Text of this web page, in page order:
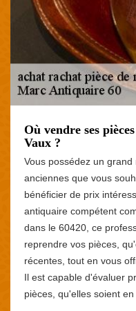
Où vendre ses
Vaux ?
Vous possédez un
anciennes que vous
bénéficier de prix
antiquaire compétent
dans le 60420, ce
reprendre vos pièces,
récentes, tout en vous
Il est capable d'évaluer
pièces, qu'elles soient